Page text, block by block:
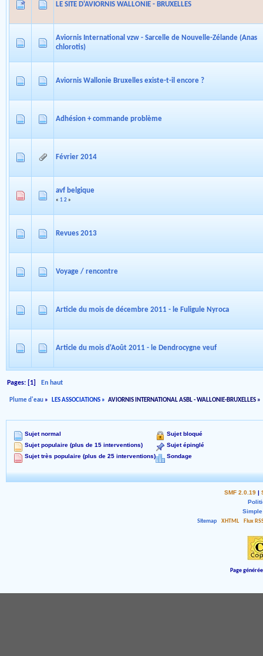
LE SITE D'AVIORNIS WALLONIE - BRUXELLES
Aviornis International vzw - Sarcelle de Nouvelle-Zélande (Anas
chlorotis)
Aviornis Wallonie Bruxelles existe-t-il encore ?
Adhésion + commande problème
Février 2014
avf belgique
« 1 2 »
Revues 2013
Voyage / rencontre
Article du mois de décembre 2011 - le Fuligule Nyroca
Article du mois d'Août 2011 - le Dendrocygne veuf
Pages: [1] En haut
Plume d'eau » LES ASSOCIATIONS» AVIORNIS INTERNATIONAL ASBL - WALLONIE-BRUXELLES »
Sujet normal
Sujet populaire (plus de 15 interventions)
Sujet très populaire (plus de 25 interventions)
Sujet bloqué
Sujet épinglé
Sondage
SMF 2.0.19 |
Sitemap
XHTML Flux
Page